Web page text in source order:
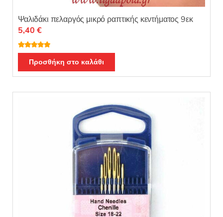
Ψαλιδάκι πελαργός μικρό ραπτικής κεντήματος 9εκ
Βαθμολογή
θηκε με5.00
από 5
5,40 €
Προσθήκη στο καλάθι